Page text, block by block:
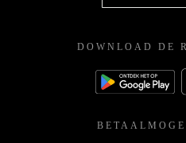
DOWNLOAD DE